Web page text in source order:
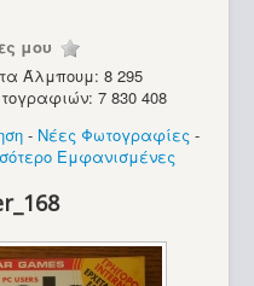
μου
Άλμπουμ: 8 295
7 830 408
- Νέες Φωτογραφίες -
Εμφανισμένες